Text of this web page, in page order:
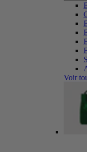
Voir